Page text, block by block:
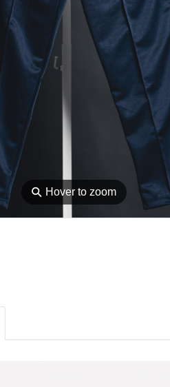
⚲ Hover to zoom